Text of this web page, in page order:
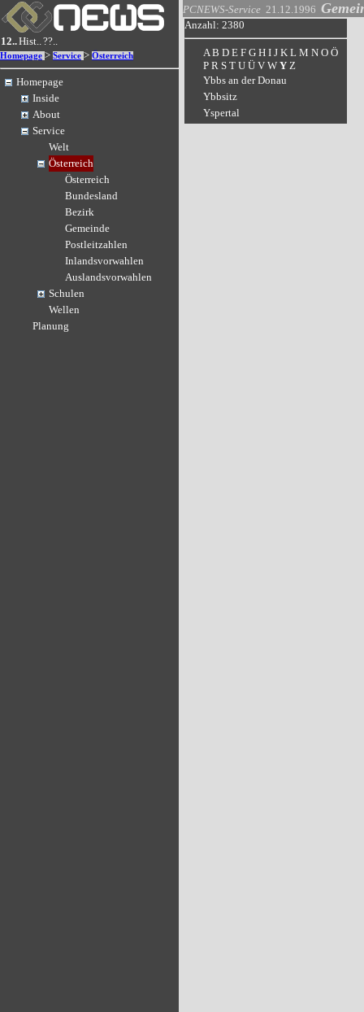
12..Hist..??..
Homepage > Service > Österreich
Homepage
Inside
About
Service
Welt
Österreich
Österreich
Bundesland
Bezirk
Gemeinde
Postleitzahlen
Inlandsvorwahlen
Auslandsvorwahlen
Schulen
Wellen
Planung
PCNEWS-Service 21.12.1996
Anzahl: 2380
A B D E F G H I J K L M N O Ö
P R S T U Ü V W Y Z
Ybbs an der Donau
Ybbsitz
Yspertal